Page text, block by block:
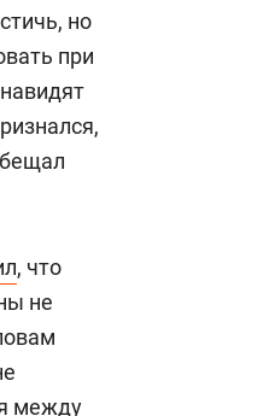
но
при
, что
не
между